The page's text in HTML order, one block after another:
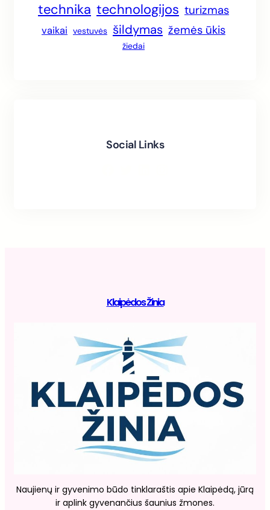
technika technologijos turizmas
vaikai vestuvės šildymas žemės ūkis
žiedai
Social Links
Klaipėdos Žinia
Naujienų ir gyvenimo būdo tinklaraštis apie Klaipėdą, jūrą
ir aplink gyvenančius šaunius žmones.